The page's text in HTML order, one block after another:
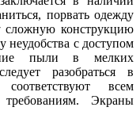
порвать одежду
конструкцию
неудобства с доступом
пыли в мелких
разобраться в
всем
Экраны